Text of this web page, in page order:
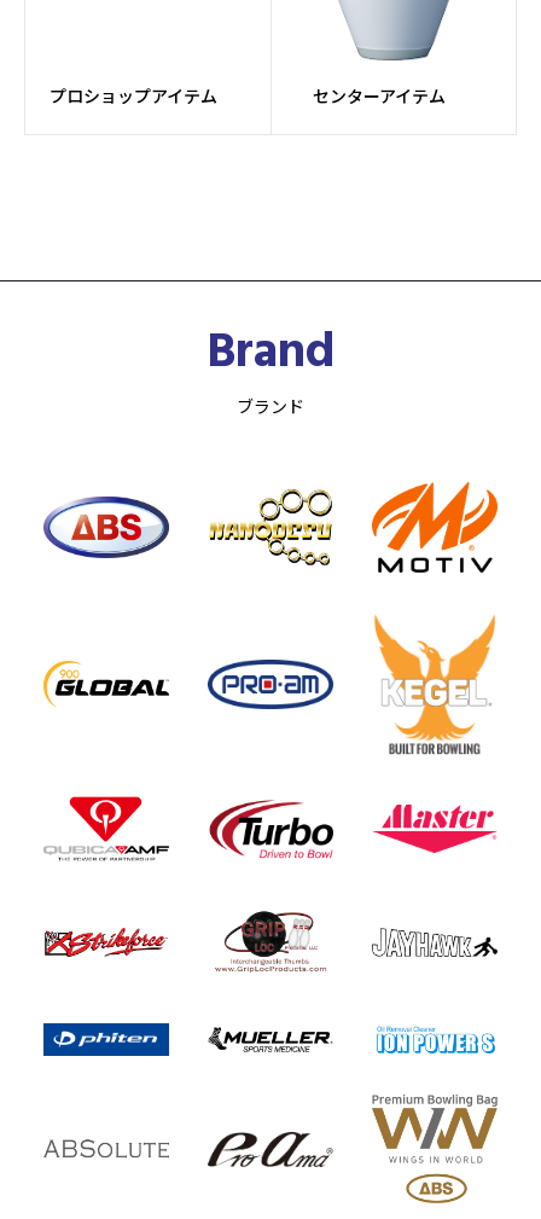
プロショップアイテム センターアイテム
Brand
ブランド